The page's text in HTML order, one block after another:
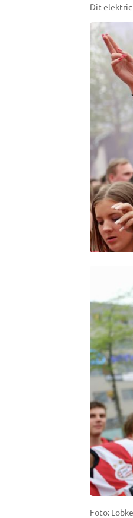
Dit
Foto: